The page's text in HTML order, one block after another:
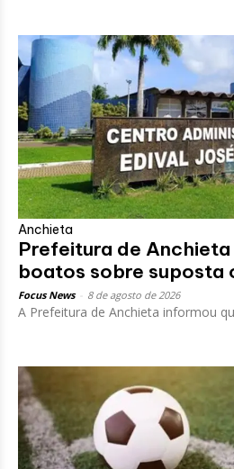
Anchieta
Prefeitura de
boatos sobre suposta
Focus News 8 de agosto de 2026
A Prefeitura de Anchieta informou